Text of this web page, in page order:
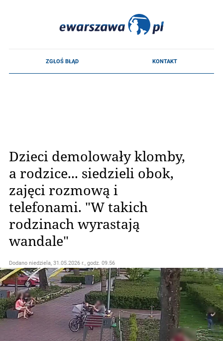
Dzieci demolowały klomby,
a rodzice... siedzieli obok,
zajęci rozmową i
telefonami. "W takich
rodzinach wyrastają
wandale"
Dodano niedziela, 31.05.2026 r., godz. 09.56